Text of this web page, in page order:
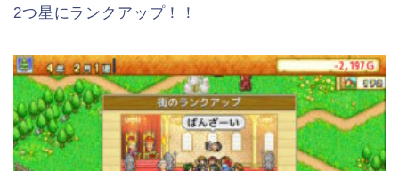
2つ星にランクアップ！！